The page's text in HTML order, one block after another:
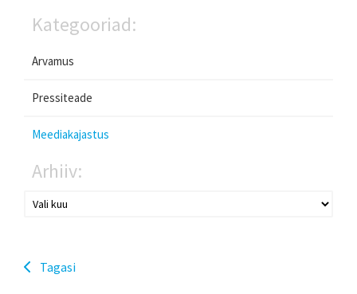
Kategooriad:
Arvamus
Pressiteade
Meediakajastus
Arhiiv:
Tagasi